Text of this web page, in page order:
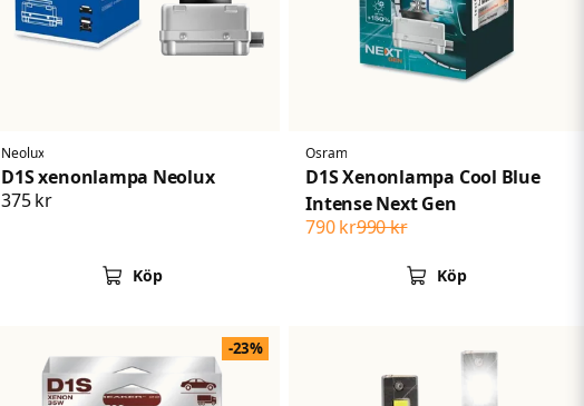
Neolux
D1S xenonlampa Neolux
375 kr
Köp
Osram
D1S Xenonlampa Cool Blue
Intense Next Gen
990 kr
790 kr
Köp
-23%